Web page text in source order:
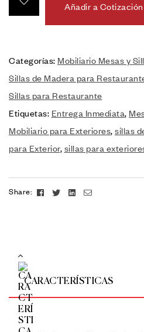
Añadir a Cotización
Categorías: Mobiliario Mesas y
Sillas de Madera para
Sillas para Restaurante
Etiquetas: Entrega Inmediata,
Mobiliario para Exteriores, sillas
para Exterior, sillas para
Share: FacebookTwitterLinkedin
Email
CARACTERÍSTICAS